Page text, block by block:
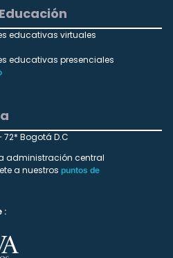
educativas virtuales
educativas presenciales
Bogotá D.C
administración central
a nuestros puntos de
: